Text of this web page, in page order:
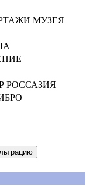
МУЗЕЯ
РОССАЗИЯ